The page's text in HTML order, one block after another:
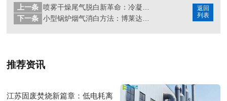
返回
列表
上一条
下一条
小型锅炉烟气消白方法：博莱达环境新研发的新型烟气消白器
推荐资讯
江苏固废焚烧新篇章：低电耗离